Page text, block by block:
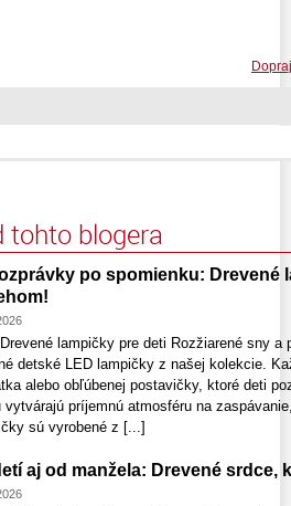
tohto blogera
po spomienku: Drevené
lampičky pre deti Rozžiarené sny a
detské LED lampičky z našej kolekcie.
alebo obľúbenej postavičky, ktoré deti
vytvárajú príjemnú atmosféru na
sú vyrobené z [...]
aj od manžela: Drevené srdce,